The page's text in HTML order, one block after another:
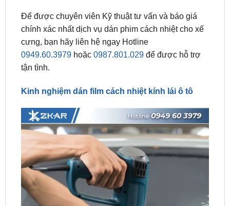
cưng, bạn hãy liên hệ ngay Hotline
0949.60.3979hoặc 0987.801.029để được hỗ trợ
tận tình.
Kinh nghiệm dán film cách nhiệt kính lái ô tô